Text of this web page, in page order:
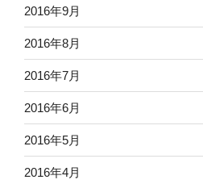
2016年9月
2016年8月
2016年7月
2016年6月
2016年5月
2016年4月